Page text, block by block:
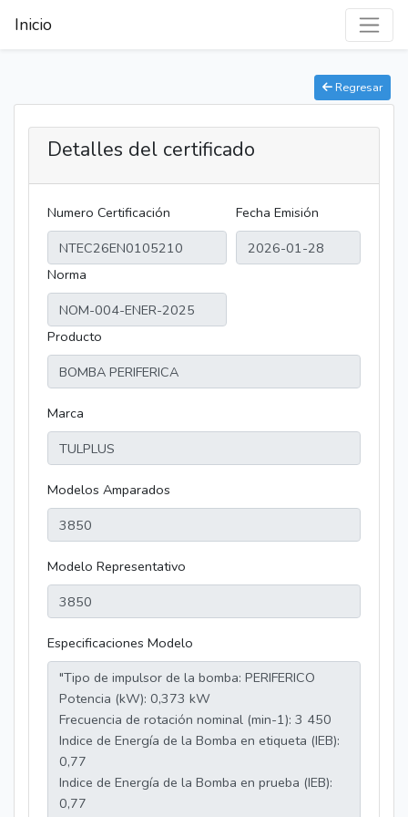
Inicio
Regresar
Detalles del certificado
Numero Certificación Fecha Emisión
Norma
Producto
Marca
Modelos Amparados
Modelo Representativo
Especificaciones Modelo